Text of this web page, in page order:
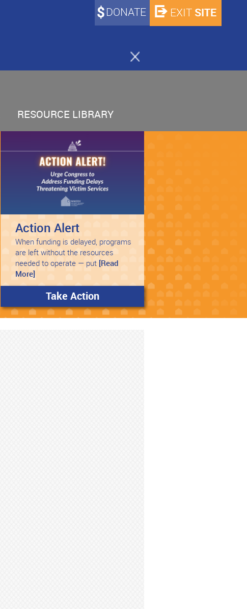
DONATE EXIT SITE
RESOURCE LIBRARY
Action Alert
When funding is delayed, programs
are left without the resources
needed to operate — put
[Read
More]
Take Action